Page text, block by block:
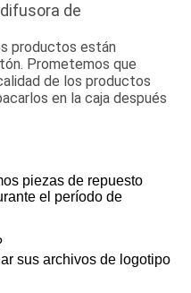
productos están
Prometemos que
de los productos
en la caja después
piezas de repuesto
el período de
sus archivos de logotipo